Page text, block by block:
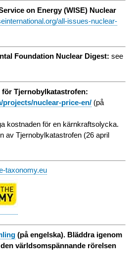
on Energy (WISE) Nuclear
all-issues-nuclear-
Foundation Nuclear Digest: see
Tjernobylkatastrofen:
nuclear-price-en/ (på
kostnaden för en kärnkraftsolycka.
av Tjernobylkatastrofen (26 april
taxonomy.eu
(på engelska). Bläddra igenom
världsomspännande rörelsen